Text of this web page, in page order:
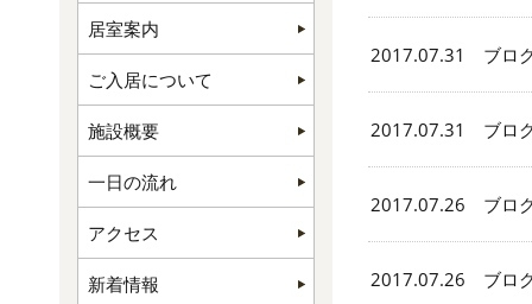
2017.07.31 ブロ
2017.07.31 ブロ
2017.07.26 ブロ
2017.07.26 ブロ
居室案内
ご入居について
施設概要
一日の流れ
アクセス
新着情報